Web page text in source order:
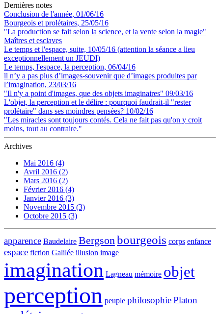
Dernières notes
Conclusion de l'année, 01/06/16
Bourgeois et prolétaires, 25/05/16
"La production se fait selon la science, et la vente selon la magie"
Maîtres et esclaves
Le temps et l'espace, suite, 10/05/16 (attention la séance a lieu
exceptionnellement un JEUDI)
Le temps, l'espace, la perception, 06/04/16
ll n’y a pas plus d’images-souvenir que d’images produites par
l’imagination, 23/03/16
"Il n'y a point d'images, que des objets imaginaires" 09/03/16
L'objet, la perception et le délire : pourquoi faudrait-il "rester
prolétaire" dans ses moindres pensées? 10/02/16
"Les miracles sont toujours contés. Cela ne fait pas qu'on y croit
moins, tout au contraire."
Archives
Mai 2016 (4)
Avril 2016 (2)
Mars 2016 (2)
Février 2016 (4)
Janvier 2016 (3)
Novembre 2015 (3)
Octobre 2015 (3)
apparence Baudelaire Bergsonbourgeois corps enfance
espace fiction Galilée illusion image
imagination Lagneau mémoire objet
perception peuple philosophiePlaton